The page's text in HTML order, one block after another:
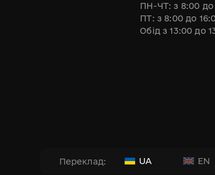
ПН-ЧТ: з 8:00 до
ПТ: з 8:00 до
Обід з 13:00 до
Переклад: UA EN